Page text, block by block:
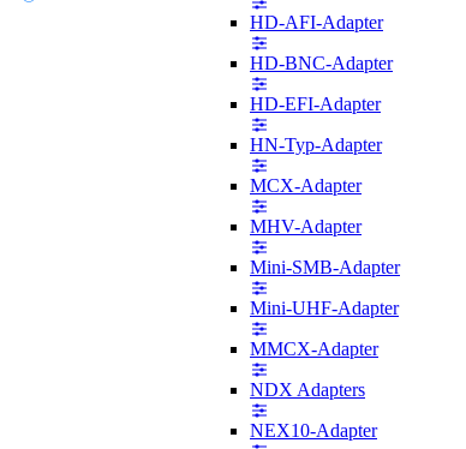
HD-AFI-Adapter
HD-BNC-Adapter
HD-EFI-Adapter
HN-Typ-Adapter
MCX-Adapter
MHV-Adapter
Mini-SMB-Adapter
Mini-UHF-Adapter
MMCX-Adapter
NDX Adapters
NEX10-Adapter